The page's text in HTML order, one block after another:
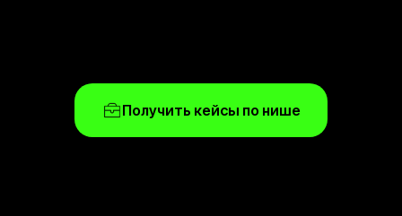
Получить кейсы по нише